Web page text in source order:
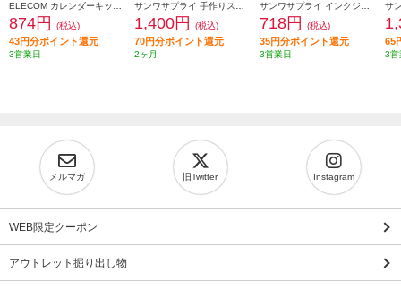
ELECOM カレンダーキット EDT-CALA4WK
874円 (税込)
43円分ポイント還元
3営業日
サンワサプライ 手作りストラップキット 丸・大 JP-ST06
1,400円 (税込)
70円分ポイント還元
2ヶ月
サンワサプライ インクジェット用化繊布用アイロンプリント紙 JP-TPRTENA6
718円 (税込)
35円分ポイント還元
3営業日
65
3営
メルマガ 旧Twitter Instagram
WEB限定クーポン
アウトレット掘り出し物